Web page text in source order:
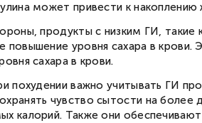
может привести к накоплению
продукты с низким ГИ,
повышение уровня сахара в крови.
сахара в крови.
похудении важно учитывать ГИ
чувство сытости на
калорий. Также они